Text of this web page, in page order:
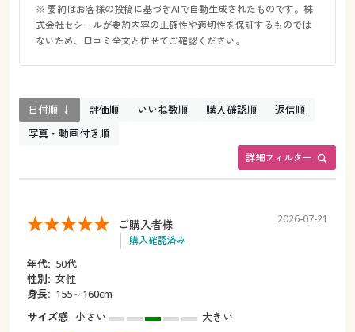
※ 要約はお客様の投稿に基づきAIで自動生成されたものです。株
式会社セシールが要約内容の正確性や適切性を保証するものでは
ないため、口コミ全文と併せてご確認ください。
詳細フィルター
日付順 ↓ 評価順 いいね数順 購入確認順
返信順
写真・動画付き順
ご購入者様
購入確認済み
2026-07-21
年代: 50代
性別: 女性
身長: 155～160cm
サイズ感 小さい
大きい